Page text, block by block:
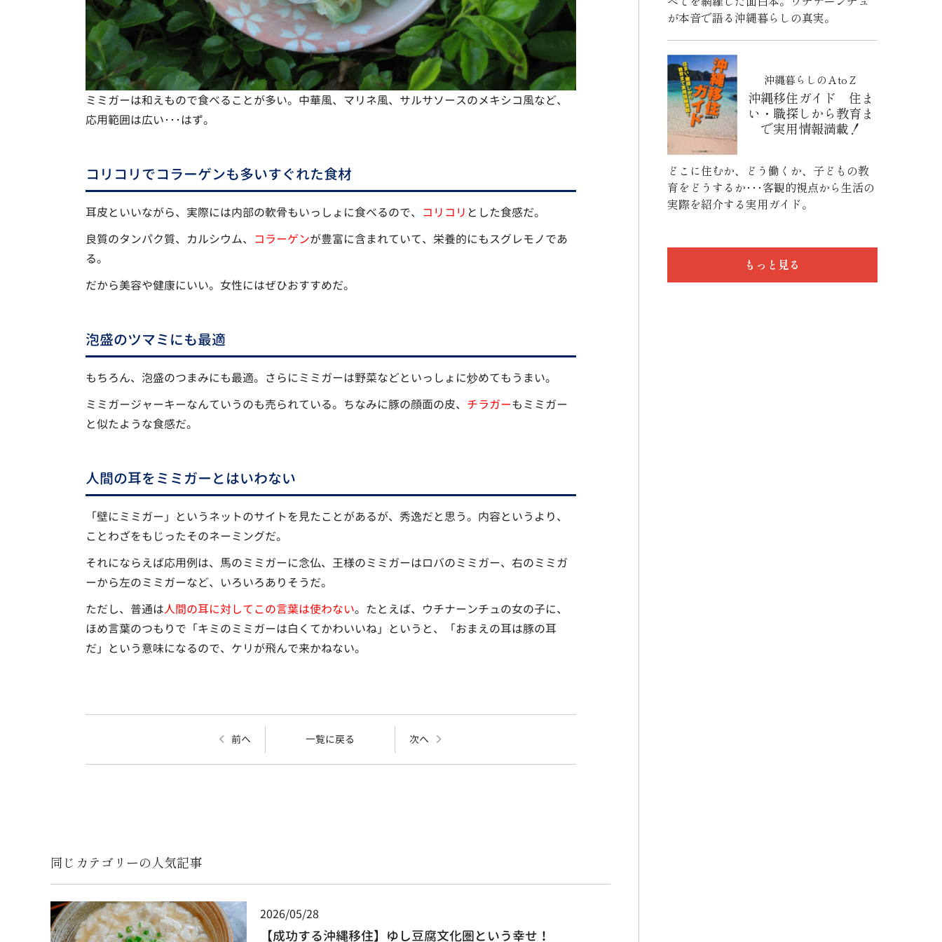
ミミガーは和えもので食べることが多い。中華風、マリネ風、サルサソースのメキシコ風など、
応用範囲は広い･･･はず。
コリコリでコラーゲンも多いすぐれた食材
耳皮といいながら、実際には内部の軟骨もいっしょに食べるので、 コリコリ とした食感だ。
良質のタンパク質、カルシウム、 コラーゲンが豊富に含まれていて、栄養的にもスグレモノであ
る。
だから美容や健康にいい。女性にはぜひおすすめだ。
泡盛のツマミにも最適
もちろん、泡盛のつまみにも最適。さらにミミガーは野菜などといっしょに炒めてもうまい。
ミミガージャーキーなんていうのも売られている。ちなみに豚の顔面の皮、 チラガーもミミガー
と似たような食感だ。
人間の耳をミミガーとはいわない
「壁にミミガー」というネットのサイトを見たことがあるが、秀逸だと思う。内容というより、
ことわざをもじったそのネーミングだ。
それにならえば応用例は、馬のミミガーに念仏、王様のミミガーはロバのミミガー、右のミミガ
ーから左のミミガーなど、いろいろありそうだ。
ただし、普通は人間の耳に対してこの言葉は使わない。たとえば、ウチナーンチュの女の子に、
ほめ言葉のつもりで「キミのミミガーは白くてかわいいね」というと、「おまえの耳は豚の耳
だ」という意味になるので、ケリが飛んで来かねない。
前へ 一覧に戻る 次へ
同じカテゴリーの人気記事
2026/05/28
【成功する沖縄移住】ゆし豆腐文化圏という幸せ！
が本音で語る沖縄暮らしの真実。
沖縄暮らしのＡtoＺ
沖縄移住ガイド 住ま
い・職探しから教育ま
で実用情報満載！
どこに住むか、どう働くか、子どもの教
育をどうするか･･･客観的視点から生活の
実際を紹介する実用ガイド。
もっと見る